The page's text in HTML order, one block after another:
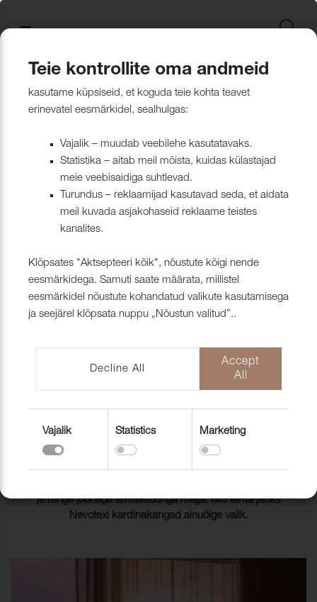
Kattematerjalid Naturaalne
Kardinad
Tulekindlate
Paadid ja markiisid
Paadikatte
Tehnilised kangad
Looduslikust
Tööriistad ja tarvikud
Klambrite ja
Tööriistad ja
Muu
Nööbid,
Paelad ja
Liimid ja
Pakendid ja
Kollektsioonist väljaminevad
Naturaalne
Tulekindlate
Muu
Nahk
Wooly, Margrethe &
Lillehammer
Surf & Wave
CH24
Kümblustünn
Disainivilla Läänerannikul
Blackstone steakhouse
Kattegatt Gümnaasium
Can Can Pizza
Restoranikett Grill
Scandic Laholmen
ISO 26000:2021
UUS! Disain kangas
Blend – kanga lugu meie
ühisest tugevusest
Bluebell – loodusest ja ajast
Nevotex Narva OÜ Enhances
Manufacturing Efficiency with
Tootmine
KARDINAD
JOONEGA DISAINI KOHTUMINE
Kui telesarja Grand Design raames oli disainer Sofia
ja range joonega arhitektuuriga majja, olid tema jaoks
Nevotexi kardinakangad ainuõige valik.
Teie kontrollite oma andmeid
kasutame küpsiseid, et koguda teie kohta teavet
erinevatel eesmärkidel, sealhulgas:
Vajalik – muudab veebilehe kasutatavaks.
Statistika – aitab meil mõista, kuidas külastajad
meie veebisaidiga suhtlevad.
Turundus – reklaamijad kasutavad seda, et aidata
meil kuvada asjakohaseid reklaame teistes
kanalites.
Klõpsates "Aktsepteeri kõik", nõustute kõigi nende
eesmärkidega. Samuti saate määrata, millistel
eesmärkidel nõustute kohandatud valikute kasutamisega
ja seejärel klõpsata nuppu „Nõustun valitud”..
Decline All
Accept
All
Vajalik Statistics Marketing